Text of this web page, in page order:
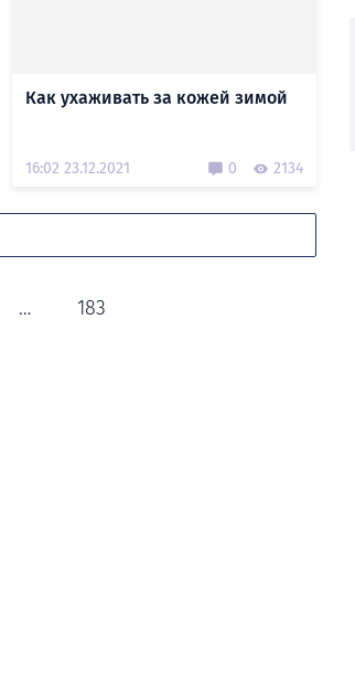
Как ухаживать за кожей зимой
16:02 23.12.2021 0 2134
… 183